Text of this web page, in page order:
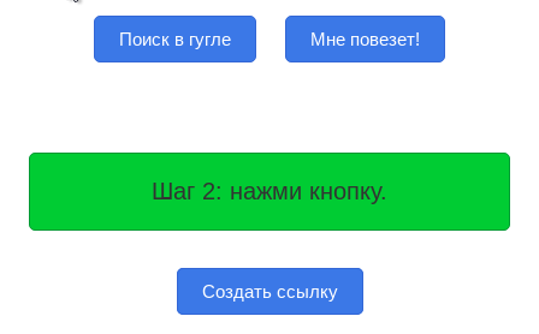
Поиск в гугле Мне повезет!
Шаг 2: нажми кнопку.
Создать ссылку